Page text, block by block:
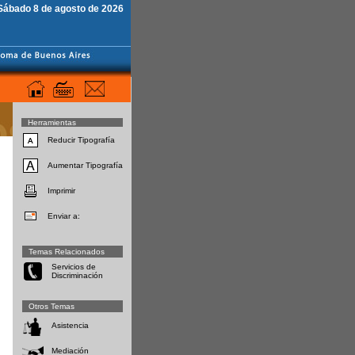
8 de agosto de 2026
Herramientas
Reducir Tipografía
Aumentar Tipografía
Imprimir
Enviar a:
Temas Relacionados
Servicios de
Discriminación
Otros Temas
Asistencia
Mediación